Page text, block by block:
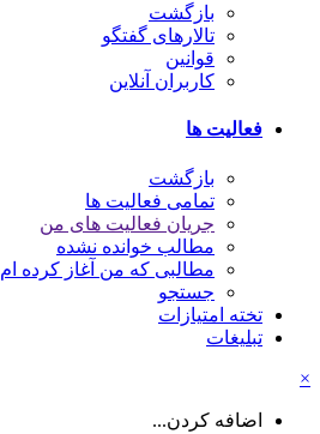
بازگشت
تالارهای گفتگو
قوانین
کاربران آنلاین
فعالیت ها
بازگشت
تمامی فعالیت ها
جریان فعالیت های من
مطالب خوانده نشده
مطالبی که من آغاز کرده ام
جستجو
تخته امتیازات
تبلیغات
×
اضافه کردن...